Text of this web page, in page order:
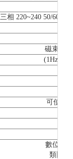
三相 220~240 50/60Hz
磁束電
(1Hz時
可使用(
數位指
類比指